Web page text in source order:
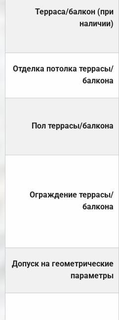
Терраса/балкон (при
наличии)
Отделка потолка террасы/
балкона
Пол террасы/балкона
Ограждение террасы/
балкона
Допуск на геометрические
параметры